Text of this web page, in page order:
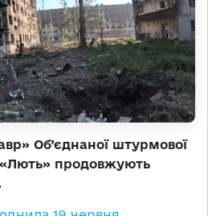
Об’єднаної штурмової
«Лють» продовжують